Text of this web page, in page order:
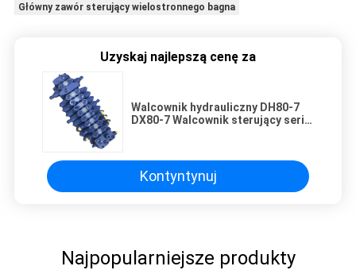
Główny zawór sterujący wielostronnego bagna
Uzyskaj najlepszą cenę za
Walcownik hydrauliczny DH80-7
DX80-7 Walcownik sterujący serii
Kontyntynuj
Najpopularniejsze produkty